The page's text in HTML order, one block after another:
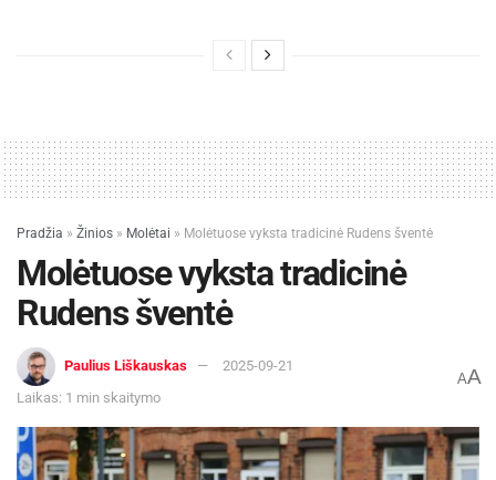
Pradžia » Žinios » Molėtai » Molėtuose vyksta tradicinė Rudens šventė
Molėtuose vyksta tradicinė
Rudens šventė
Paulius Liškauskas
2025-09-21
Laikas: 1 min skaitymo
AA